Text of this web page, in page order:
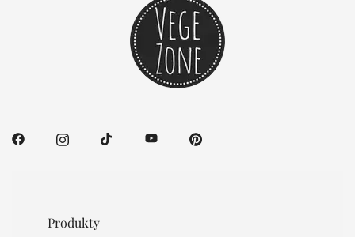
Produkty